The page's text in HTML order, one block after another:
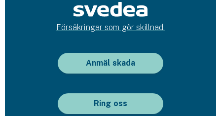
Jakthundsförsäkring
Försäkringar som gör skillnad.
Anmäl skada
Ring oss